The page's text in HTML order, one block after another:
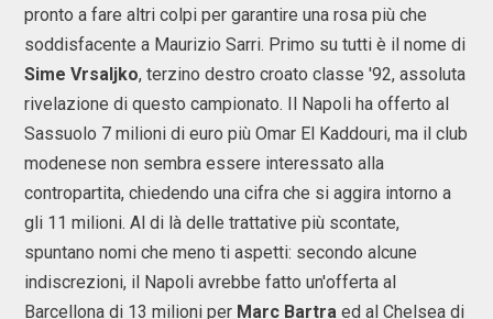
pronto a fare altri colpi per garantire una rosa più che
soddisfacente a Maurizio Sarri. Primo su tutti è il nome di
Sime Vrsaljko, terzino destro croato classe '92, assoluta
rivelazione di questo campionato. Il Napoli ha offerto al
Sassuolo 7 milioni di euro più Omar El Kaddouri, ma il club
modenese non sembra essere interessato alla
contropartita, chiedendo una cifra che si aggira intorno a
gli 11 milioni. Al di là delle trattative più scontate,
spuntano nomi che meno ti aspetti: secondo alcune
indiscrezioni, il Napoli avrebbe fatto un'offerta al
Barcellona di 13 milioni per Marc Bartra ed al Chelsea di